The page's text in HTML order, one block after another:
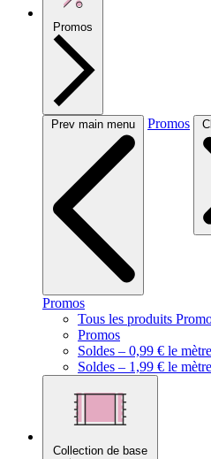
Promos
Prev main menu Promos
Promos
Tous les produits
Promos
Soldes – 0,99 € le mètre
Soldes – 1,99 € le mètre
Collection de base